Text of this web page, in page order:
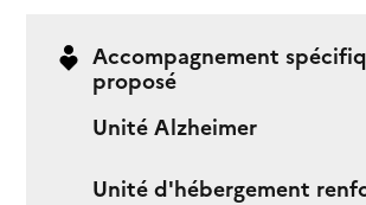
Accompagnement
proposé
Unité Alzheimer
Unité d'hébergement